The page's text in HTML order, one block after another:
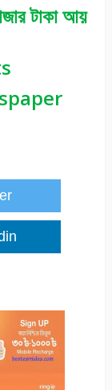
টাকা আয়